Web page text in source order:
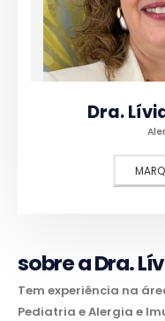
Dra.
sobre a Dra.
Tem experiência na
Pediatria e Alergia e